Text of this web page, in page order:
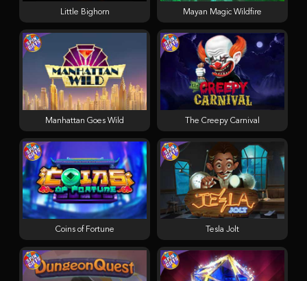
Manhattan Goes Wild
Little Bighorn
Tesla Jolt
Coins of Fortune
Mayan Magic Wildfire
The Creepy Carnival